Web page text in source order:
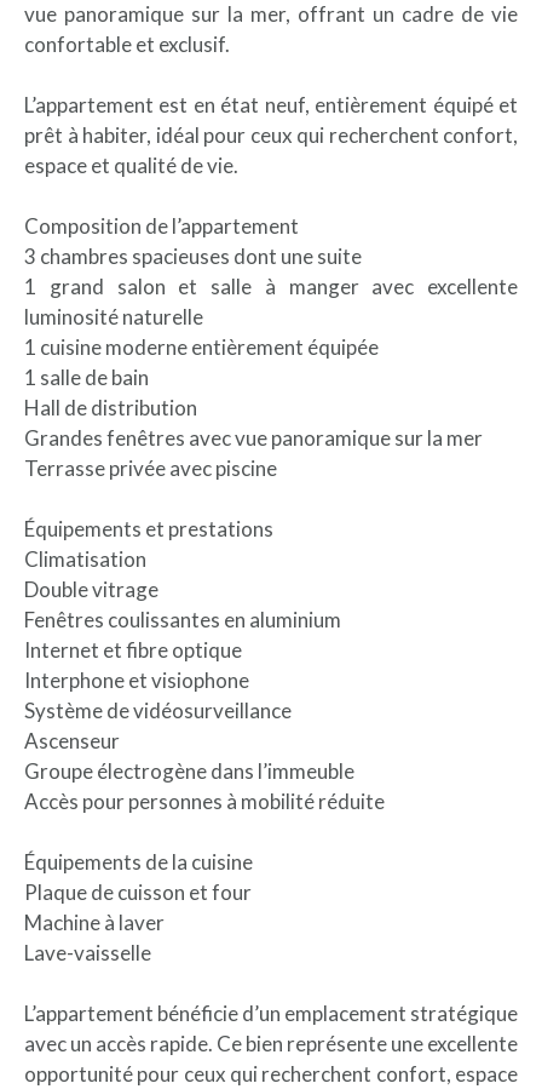
vue panoramique sur la mer, offrant un cadre de vie
confortable et exclusif.
L’appartement est en état neuf, entièrement équipé et
prêt à habiter, idéal pour ceux qui recherchent confort,
espace et qualité de vie.
Composition de l’appartement
3 chambres spacieuses dont une suite
1 grand salon et salle à manger avec excellente
luminosité naturelle
1 cuisine moderne entièrement équipée
1 salle de bain
Hall de distribution
Grandes fenêtres avec vue panoramique sur la mer
Terrasse privée avec piscine
Équipements et prestations
Climatisation
Double vitrage
Fenêtres coulissantes en aluminium
Internet et fibre optique
Interphone et visiophone
Système de vidéosurveillance
Ascenseur
Groupe électrogène dans l’immeuble
Accès pour personnes à mobilité réduite
Équipements de la cuisine
Plaque de cuisson et four
Machine à laver
Lave-vaisselle
L’appartement bénéficie d’un emplacement stratégique
avec un accès rapide. Ce bien représente une excellente
opportunité pour ceux qui recherchent confort, espace